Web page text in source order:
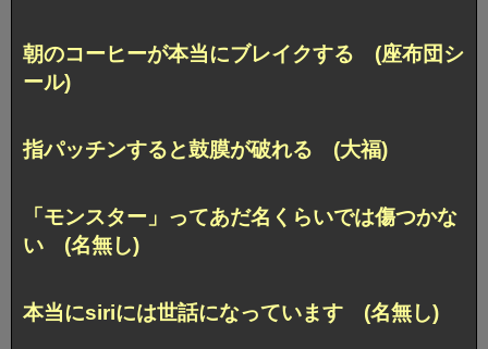
朝のコーヒーが本当にブレイクする (座布団シ
ール)
指パッチンすると鼓膜が破れる (大福)
「モンスター」ってあだ名くらいでは傷つかな
い (名無し)
本当にsiriには世話になっています (名無し)